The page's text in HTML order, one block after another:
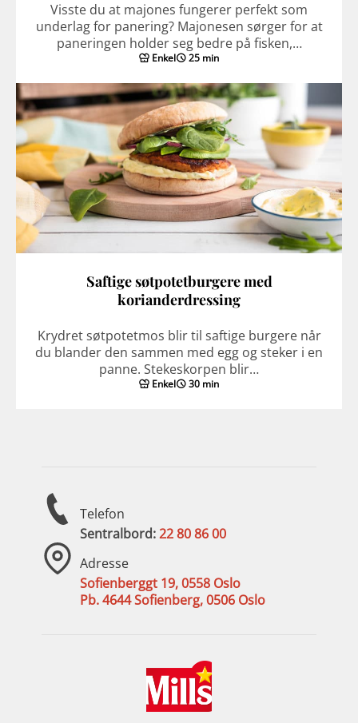
Visste du at majones fungerer perfekt som
underlag for panering? Majonesen sørger for at
paneringen holder seg bedre på fisken,…
Enkel 25 min
Saftige søtpotetburgere med
korianderdressing
Krydret søtpotetmos blir til saftige burgere når
du blander den sammen med egg og steker i en
panne. Stekeskorpen blir…
Enkel 30 min
Telefon
Sentralbord:22 80 86 00
Adresse
Sofienberggt 19, 0558 Oslo
Pb. 4644 Sofienberg, 0506 Oslo